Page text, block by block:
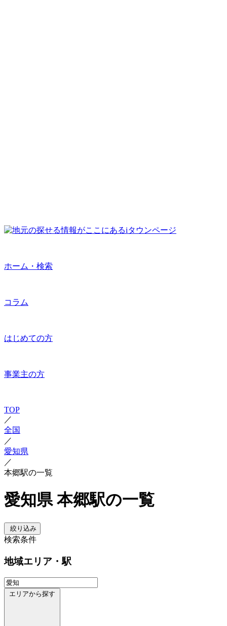
ホーム・検索
コラム
はじめての方
事業主の方
TOP
／
全国
／
愛知県
／
本郷駅の一覧
愛知県 本郷駅の一覧
絞り込み
検索条件
地域エリア・駅
エリアから探す